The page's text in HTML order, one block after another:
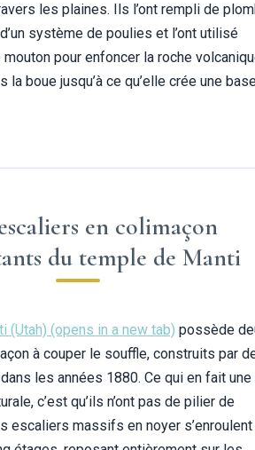
les plaines. Ils l’ont rempli de
d’un système de poulies et l’ont utilisé
pour enfoncer la roche
la boue jusqu’à ce qu’elle crée une
en colimaçon
du temple de Manti
(Utah) (opens in a new tab) possède
à couper le souffle, construits par
les années 1880. Ce qui en fait une
c’est qu’ils n’ont pas de pilier de
escaliers massifs en noyer s’enroulent